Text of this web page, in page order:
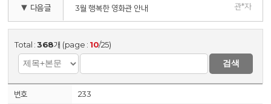
▼ 다음글 3월 행복한 영화관 안내 관*자
Total :368개 (page : 10/25)
검색
233